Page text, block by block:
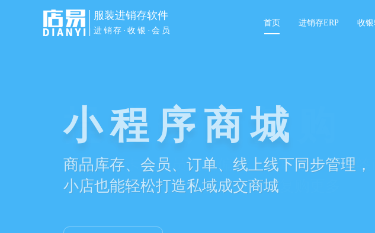
服装进销存软件
进销存·收银·会员
首页 进销存ERP 收
服装进销存软件
进销存+收银+会员全业务场景数智化运营管理
提效降本，提升服装门店持续盈利能力
小程序商城
商品库存、会员、订单、线上线下同步管理，
小店也能轻松打造私域成交商城